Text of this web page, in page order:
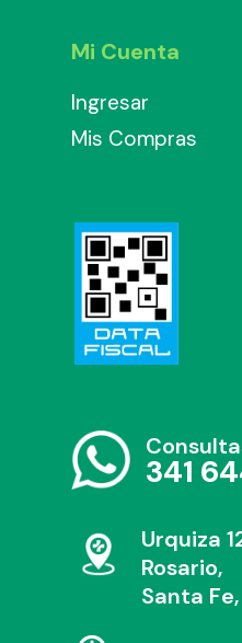
Mi Cuenta
Ingresar
Mis Compras
341
Urquiza
Rosario,
Santa